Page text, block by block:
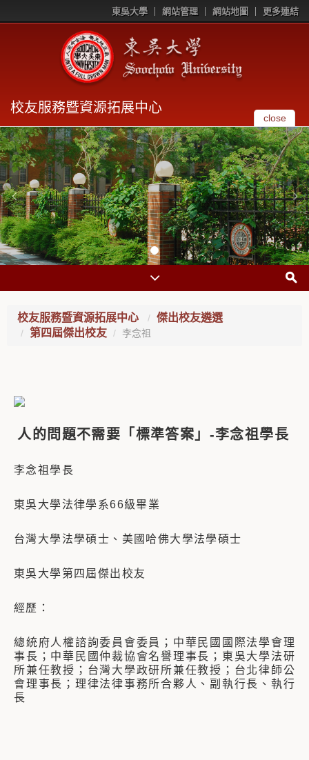
東吳大學 網站管理 網站地圖 更多連結
校友服務暨資源拓展中心
close
校友服務暨資源拓展中心
傑出校友遴選
第四屆傑出校友
李念祖
人的問題不需要「標準答案」-李念祖學長
李念祖學長
東吳大學法律學系66級畢業
台灣大學法學碩士、美國哈佛大學法學碩士
東吳大學第四屆傑出校友
經歷：
總統府人權諮詢委員會委員；中華民國國際法學會理
事長；中華民國仲裁協會名譽理事長；東吳大學法研
所兼任教授；台灣大學政研所兼任教授；台北律師公
會理事長；理律法律事務所合夥人、副執行長、執行
長